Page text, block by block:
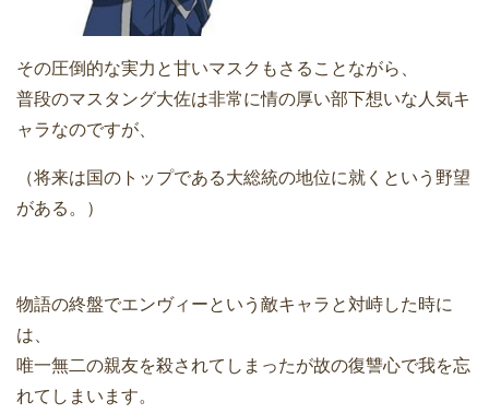
その圧倒的な実力と甘いマスクもさることながら、
普段のマスタング大佐は非常に情の厚い部下想いな人気キ
ャラなのですが、
（将来は国のトップである大総統の地位に就くという野望
がある。）
物語の終盤でエンヴィーという敵キャラと対峙した時に
は、
唯一無二の親友を殺されてしまったが故の復讐心で我を忘
れてしまいます。